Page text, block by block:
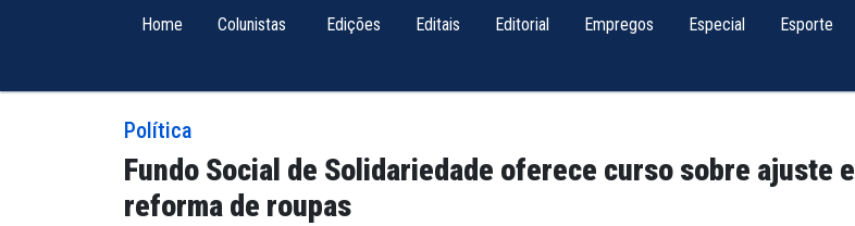
Home Colunistas Edições Editais Editorial Empregos Especial Esporte
Política
Fundo Social de Solidariedade oferece curso sobre ajuste e
reforma de roupas